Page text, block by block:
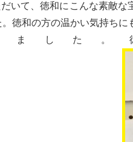
いて、徳和にこんな素敵な
徳和の方の温かい気持ちに
した。